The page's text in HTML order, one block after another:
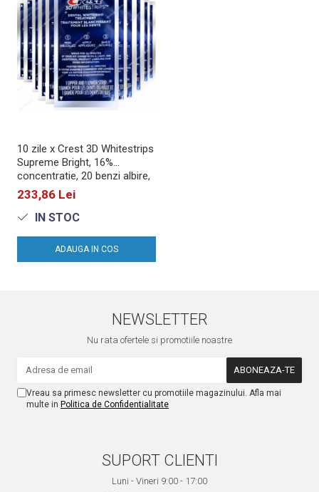
10 zile x Crest 3D Whitestrips
Supreme Bright, 16%
concentratie, 20 benzi albire,
nivel albire 13, aplicare 60
min, benzi albire dinti
233,86 Lei
IN STOC
ADAUGA IN COS
NEWSLETTER
Nu rata ofertele si promotiile noastre
Vreau sa primesc newsletter cu promotiile magazinului. Afla mai
multe in Politica de Confidentialitate
SUPORT CLIENTI
Luni - Vineri 9:00 - 17:00